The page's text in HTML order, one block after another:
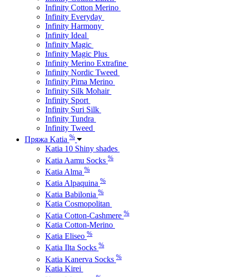
Infinity Cotton Merino
Infinity Everyday
Infinity Harmony
Infinity Ideal
Infinity Magic
Infinity Magic Plus
Infinity Merino Extrafine
Infinity Nordic Tweed
Infinity Pima Merino
Infinity Silk Mohair
Infinity Sport
Infinity Suri Silk
Infinity Tundra
Infinity Tweed
Пряжа Katia %
Katia 10 Shiny shades
Katia Aamu Socks %
Katia Alma %
Katia Alpaquina %
Katia Babilonia %
Katia Cosmopolitan
Katia Cotton-Cashmere %
Katia Cotton-Merino
Katia Eliseo %
Katia Ilta Socks %
Katia Kanerva Socks %
Katia Kirei